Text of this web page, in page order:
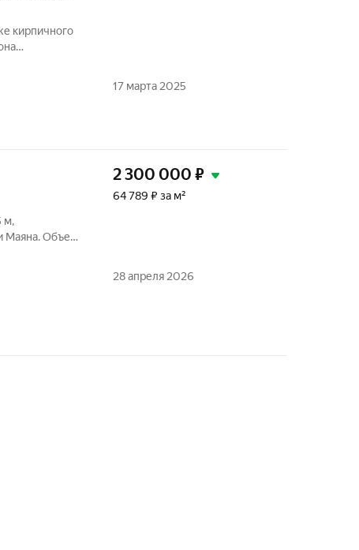
кирпичного
17 марта 2025
м,
Маяна. Объект
2 300 000 ₽
64 789 ₽ за м²
28 апреля 2026